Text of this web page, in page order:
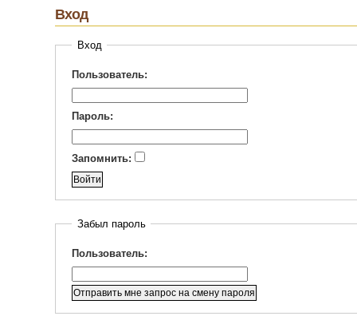
Вход
Вход
Пользователь:
Пароль:
Запомнить:
Забыл пароль
Пользователь: